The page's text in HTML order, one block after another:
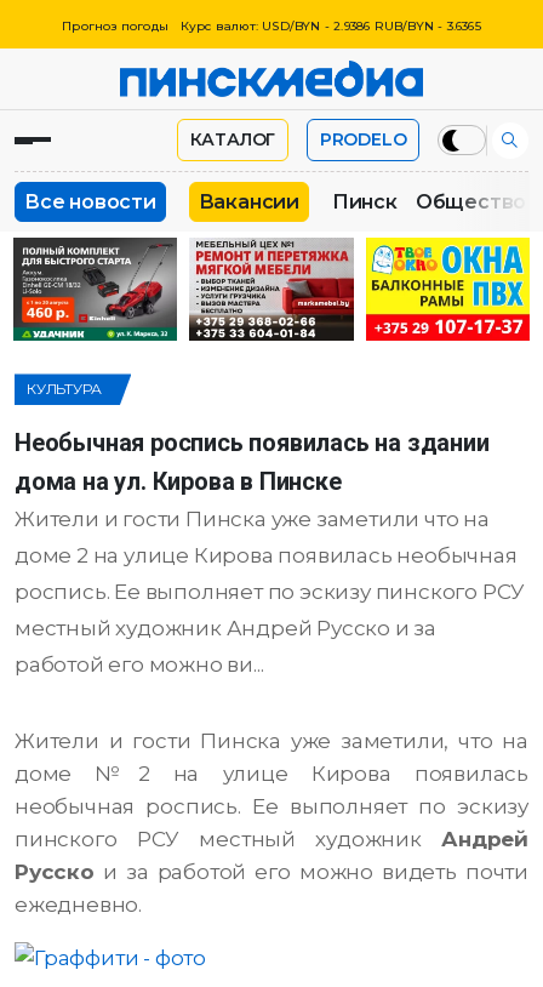
Прогноз погоды Курс валют: USD/BYN - 2.9386 RUB/BYN - 3.6365
КАТАЛОГ PRODELO
Все новости Вакансии Пинск Общество
КУЛЬТУРА
Необычная роспись появилась на здании
дома на ул. Кирова в Пинске
Жители и гости Пинска уже заметили что на
доме 2 на улице Кирова появилась необычная
роспись. Ее выполняет по эскизу пинского РСУ
местный художник Андрей Русско и за
работой его можно ви...
Жители и гости Пинска уже заметили, что на
доме №2 на улице Кирова появилась
необычная роспись. Ее выполняет по эскизу
пинского РСУ местный художникАндрей
Русско и за работой его можно видеть почти
ежедневно.